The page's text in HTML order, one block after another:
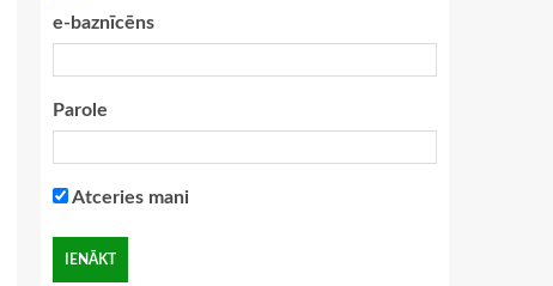
e-baznīcēns
Parole
Atceries mani